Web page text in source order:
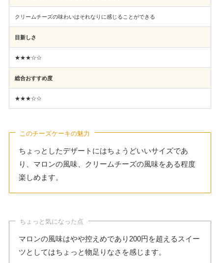
クリームチーズの味わいはそれなりに感じることができる
目新しさ
★★★☆☆
総合おすすめ度
★★★☆☆
このチーズケーキの魅力
ちょっとしたデザートにはちょうどいいサイズであ
り、マロンの風味、クリームチーズの風味をある程度
楽しめます。
ちょっと気になった点
マロンの風味はやや控えめであり200円を超えるスイー
ツとしてはちょっと物足りなさを感じます。